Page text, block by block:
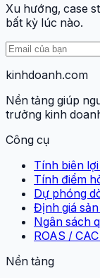
Xu hướng, case
bất kỳ lúc nào.
kinhdoanh.com
Nền tảng giúp
trưởng kinh
Công cụ
Tính biên
Tính điểm
Dự phóng
Định giá
Ngân sách
ROAS /
Nền tảng